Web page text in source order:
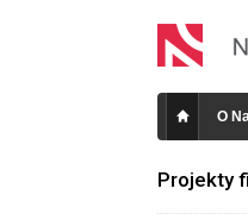
O
Projekty